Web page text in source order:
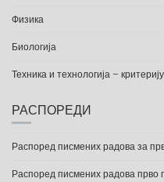
Физика
Биологија
Техника и технологија –
РАСПОРЕДИ
Распоред писмених радова за
Распоред писмених радова прво